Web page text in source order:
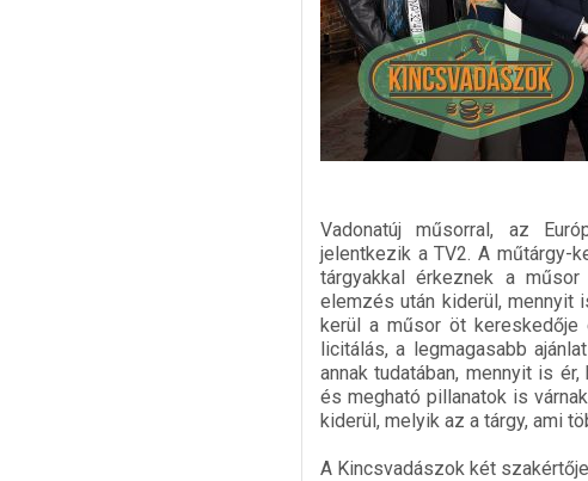
Vadonatúj műsorral, az
jelentkezik a TV2. A műtárgy-
tárgyakkal érkeznek a
elemzés után kiderül,
kerül a műsor öt
licitálás, a legmagasabb
annak tudatában, mennyit is
és megható pillanatok is
kiderül, melyik az a tárgy, ami
A Kincsvadászok két